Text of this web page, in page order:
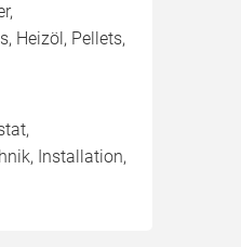
Heizöl, Pellets,
Installation,